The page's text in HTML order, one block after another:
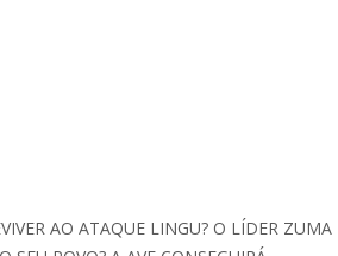
AO ATAQUE LINGU? O LÍDER ZUMA